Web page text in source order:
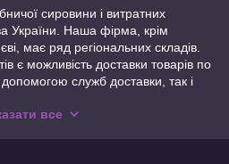
сировини і витратних
України. Наша фірма, крім
має ряд регіональних складів.
є можливість доставки товарів по
допомогою служб доставки, так і
все